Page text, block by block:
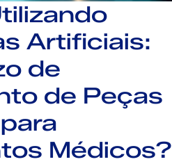
Artificiais:
de
de Peças
Médicos?